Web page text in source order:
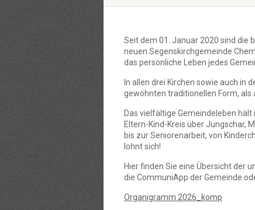
Seit dem 01. Januar 2020 sind die
neuen Segenskirchgemeinde
das persönliche Leben jedes
In allen drei Kirchen sowie auch
gewohnten traditionellen Form, als
Das vielfältige Gemeindeleben
Eltern-Kind-Kreis über Jungschar,
bis zur Seniorenarbeit, von
lohnt sich!
Hier finden Sie eine Übersicht der
die CommuniApp der Gemeinde
Organigramm 2026_komp